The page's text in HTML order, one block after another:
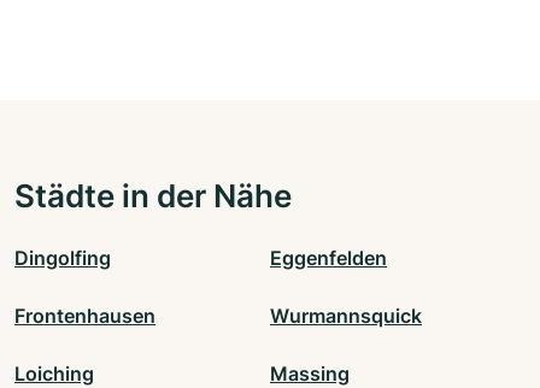
Städte in der Nähe
Dingolfing Eggenfelden
Frontenhausen Wurmannsquick
Loiching Massing